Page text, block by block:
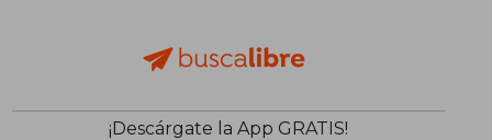
¡Descárgate la App GRATIS!